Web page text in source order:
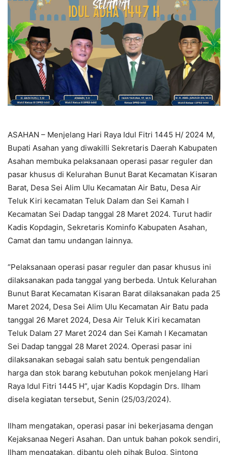
ASAHAN – Menjelang Hari Raya Idul Fitri 1445 H/ 2024 M,
Bupati Asahan yang diwakilli Sekretaris Daerah Kabupaten
Asahan membuka pelaksanaan operasi pasar reguler dan
pasar khusus di Kelurahan Bunut Barat Kecamatan Kisaran
Barat, Desa Sei Alim Ulu Kecamatan Air Batu, Desa Air
Teluk Kiri kecamatan Teluk Dalam dan Sei Kamah I
Kecamatan Sei Dadap tanggal 28 Maret 2024. Turut hadir
Kadis Kopdagin, Sekretaris Kominfo Kabupaten Asahan,
Camat dan tamu undangan lainnya.
“Pelaksanaan operasi pasar reguler dan pasar khusus ini
dilaksanakan pada tanggal yang berbeda. Untuk Kelurahan
Bunut Barat Kecamatan Kisaran Barat dilaksanakan pada 25
Maret 2024, Desa Sei Alim Ulu Kecamatan Air Batu pada
tanggal 26 Maret 2024, Desa Air Teluk Kiri kecamatan
Teluk Dalam 27 Maret 2024 dan Sei Kamah I Kecamatan
Sei Dadap tanggal 28 Maret 2024. Operasi pasar ini
dilaksanakan sebagai salah satu bentuk pengendalian
harga dan stok barang kebutuhan pokok menjelang Hari
Raya Idul Fitri 1445 H”, ujar Kadis Kopdagin Drs. Ilham
disela kegiatan tersebut, Senin (25/03/2024).
Ilham mengatakan, operasi pasar ini bekerjasama dengan
Kejaksanaa Negeri Asahan. Dan untuk bahan pokok sendiri,
Ilham mengatakan, dibantu oleh pihak Bulog, Sintong